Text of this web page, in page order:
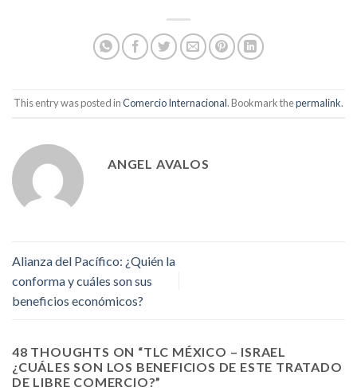
This entry was posted inComercio Internacional. Bookmark thepermalink.
ANGEL AVALOS
Alianza del Pacífico: ¿Quién la
conforma y cuáles son sus
beneficios económicos?
48 THOUGHTS ON “TLC MÉXICO – ISRAEL
¿CUÁLES SON LOS BENEFICIOS DE ESTE TRATADO
DE LIBRE COMERCIO?”